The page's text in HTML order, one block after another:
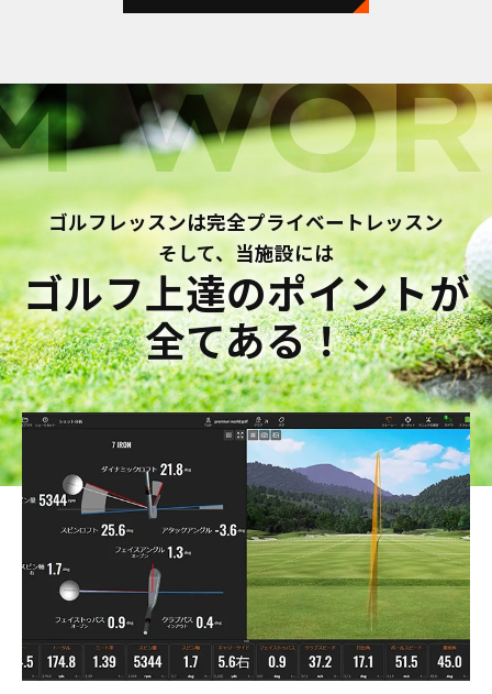
ゴルフレッスンは完全プライベートレッスン
そして、当施設には
ゴルフ上達のポイントが
全てある！